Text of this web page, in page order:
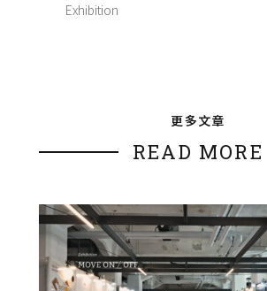
Exhibition
更多文章
READ MORE